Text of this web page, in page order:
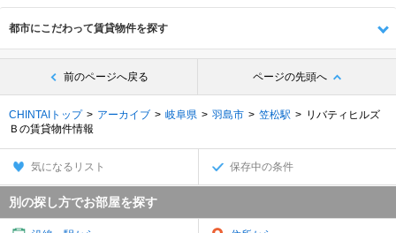
都市にこだわって賃貸物件を探す
前のページへ戻る ページの先頭へ
CHINTAIトップ アーカイブ 岐阜県 羽島市 笠松駅
リバティヒルズ
Ｂの賃貸物件情報
気になるリスト 保存中の条件
別の探し方でお部屋を探す